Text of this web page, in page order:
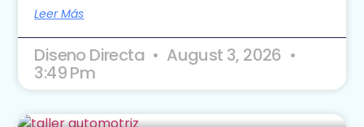
Leer Más
Diseno Directa August 3, 2026
3:49 Pm